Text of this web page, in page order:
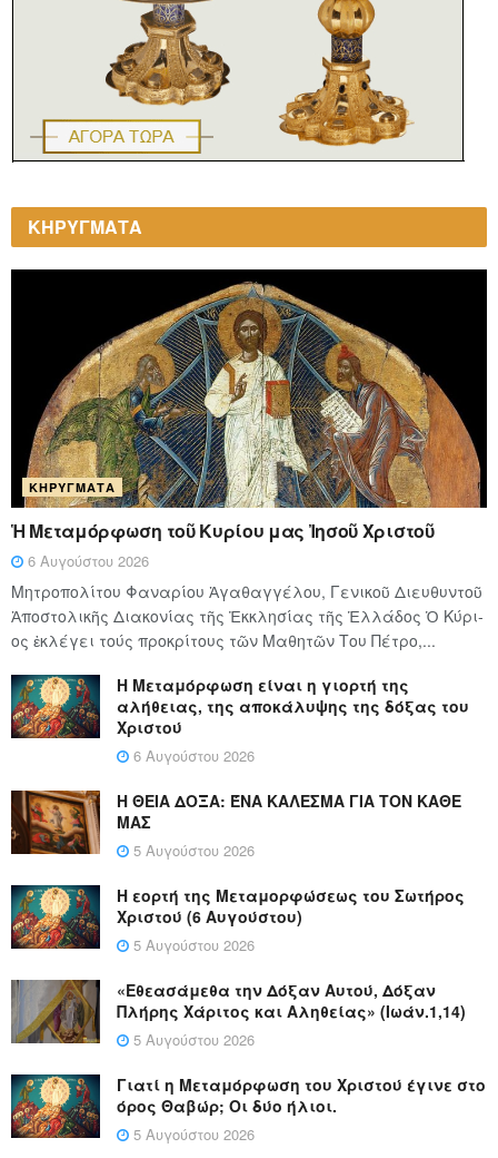
ΚΗΡΥΓΜΑΤΑ
ΚΗΡΎΓΜΑΤΑ
Ἡ Μεταμόρφωση τοῦ Κυρίου μας Ἰησοῦ Χριστοῦ
6 Αυγούστου 2026
Μητροπολίτου Φαναρίου Ἀγαθαγγέλου, Γενικοῦ Διευθυντοῦ
Ἀποστολικῆς Διακονίας τῆς Ἐκκλησίας τῆς Ἑλλάδος Ὁ Κύ­ρι­
ος ἐκλέγει τούς προ­κρί­τους τῶν Μα­θη­τῶν Του Πέ­τρο,...
Η Μεταμόρφωση είναι η γιορτή της
αλήθειας, της αποκάλυψης της δόξας του
Χριστού
6 Αυγούστου 2026
Η ΘΕΙΑ ΔΟΞΑ: ΈΝΑ ΚΑΛΕΣΜΑ ΓΙΑ ΤΟΝ ΚΑΘΕ
ΜΑΣ
5 Αυγούστου 2026
Η εορτή της Μεταμορφώσεως του Σωτήρος
Χριστού (6 Αυγούστου)
5 Αυγούστου 2026
«Εθεασάμεθα την Δόξαν Αυτού, Δόξαν
Πλήρης Χάριτος και Αληθείας» (Ιωάν.1,14)
5 Αυγούστου 2026
Γιατί η Μεταμόρφωση του Χριστού έγινε στο
όρος Θαβώρ; Οι δύο ήλιοι.
5 Αυγούστου 2026